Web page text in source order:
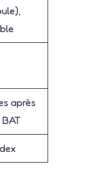
après